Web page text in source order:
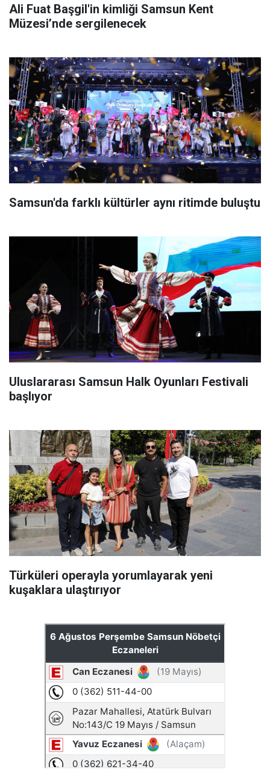
Ali Fuat Başgil'in kimliği Samsun Kent
Müzesi’nde sergilenecek
Samsun'da farklı kültürler aynı ritimde buluştu
Uluslararası Samsun Halk Oyunları Festivali
başlıyor
Türküleri operayla yorumlayarak yeni
kuşaklara ulaştırıyor